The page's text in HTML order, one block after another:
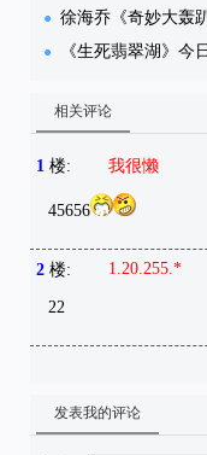
徐海乔《奇妙大轰
《生死翡翠湖》今
相关评论
1 楼: 我很懒
45656
2 楼: 1.20.255.*
22
发表我的评论